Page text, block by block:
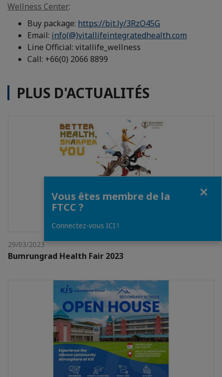
Wellness Center:
Buy package: https://bit.ly/3RzO45G
Email: info(@)vitallifeintegratedhealth.com
Line Official: vitallife_wellness
Call: +66(0) 2066 8899
PLUS D'ACTUALITÉS
29/03/2023
Bumrungrad Health Fair 2023
Vous êtes membre de la
FTCC ?
Connectez-vous ICI !